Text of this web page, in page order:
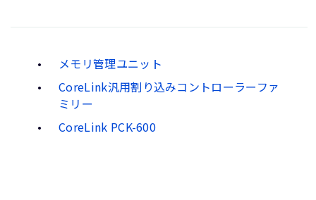
メモリ管理ユニット
CoreLink汎用割り込みコントローラーファ
ミリー
CoreLink PCK-600